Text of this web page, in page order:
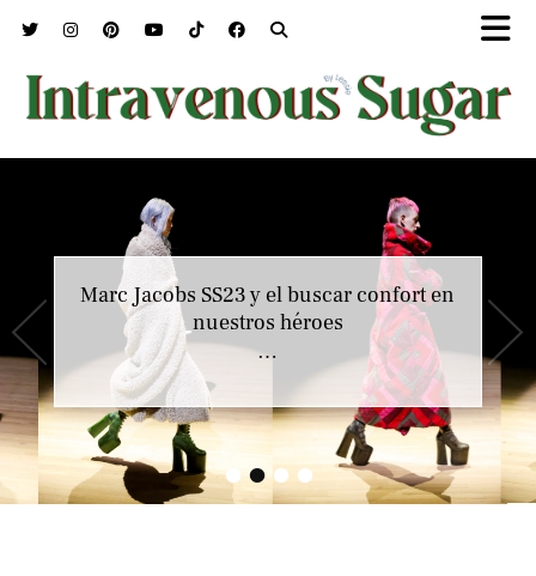
••••
Marc Jacobs SS23 y el buscar confort en
nuestros héroes
…